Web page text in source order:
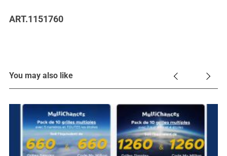
ART.1151760
You may also like